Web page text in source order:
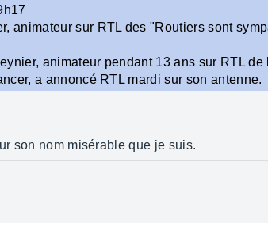
animateur sur RTL des "Routiers sont
animateur pendant 13 ans sur RTL
a annoncé RTL mardi sur son antenne.
son nom misérable que je suis.